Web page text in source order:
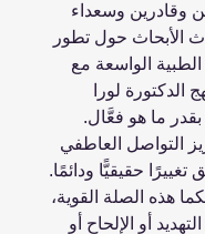
وقادرين وسعداء
الأبحاث حول تطور
الطبية الواسعة مع
الدكتورة لورا
ما هو فعَّال.
التواصل العاطفي
حقيقيًّا ودائمًا.
هذه الصلة القوية،
أو الإلحاح أو